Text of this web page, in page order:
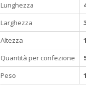
Lunghezza
Larghezza
Altezza
Quantità per confezione
Peso